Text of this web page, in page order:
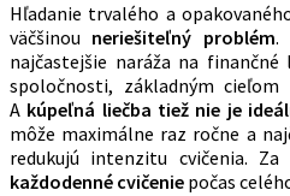
Hľadanie trvalého a
väčšinou neriešiteľný problém.
najčastejšie naráža na
spoločnosti, základným
A kúpeľná liečba tiež nie je
môže maximálne raz ročne a
redukujú intenzitu cvičenia.
každodenné cvičenie počas